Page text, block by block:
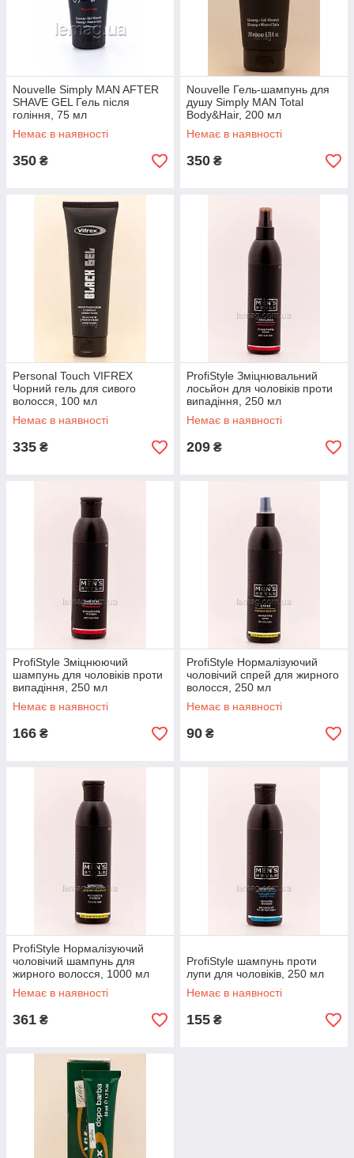
Nouvelle Simply MAN AFTER
SHAVE GEL Гель після
гоління, 75 мл
Немає в наявності
350 ₴
Nouvelle Гель-шампунь для
душу Simply MAN Total
Body&Hair, 200 мл
Немає в наявності
350 ₴
Personal Touch VIFREX
Чорний гель для сивого
волосся, 100 мл
Немає в наявності
335 ₴
ProfiStyle Зміцнювальний
лосьйон для чоловіків проти
випадіння, 250 мл
Немає в наявності
209 ₴
ProfiStyle Зміцнюючий
шампунь для чоловіків проти
випадіння, 250 мл
Немає в наявності
166 ₴
ProfiStyle Нормалізуючий
чоловічий спрей для жирного
волосся, 250 мл
Немає в наявності
90 ₴
ProfiStyle Нормалізуючий
чоловічий шампунь для
жирного волосся, 1000 мл
Немає в наявності
361 ₴
ProfiStyle шампунь проти
лупи для чоловіків, 250 мл
Немає в наявності
155 ₴